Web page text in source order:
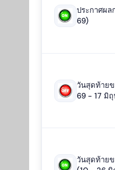
ประกาศผ
69)
วันสุดท้าย
69 - 17 มิ
วันสุดท้ายข